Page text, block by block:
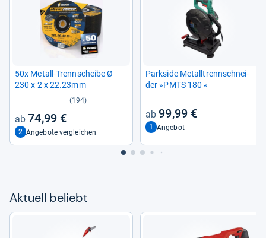
50x Metall-​Trenn­scheibe Ø
230 x 2 x 22.23mm
(194)
74,99 €
2 Angebote vergleichen
Park­side Metall­trenn­schnei­
der »PMTS 180 «
99,99 €
1 Angebot
Aktu­ell beliebt